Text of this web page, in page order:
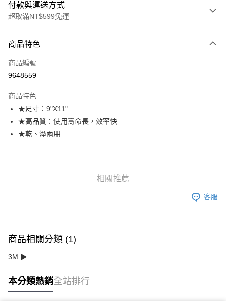
付款與運送方式
超取滿NT$599免運
信用卡一次付款
超商取貨付款
運送方式
全家取貨付款
每筆NT$60，滿NT$599(含以上)免運費
每筆NT$60，滿NT$599(含以上)免運費
宅配
商品特色
商品編號
9648559
商品特色
★尺寸：9"X11"
★高品質：使用壽命長，效率快
★乾、溼兩用
相關推薦
客服
商品相關分類 (1)
3M ▶
本分類熱銷全站排行